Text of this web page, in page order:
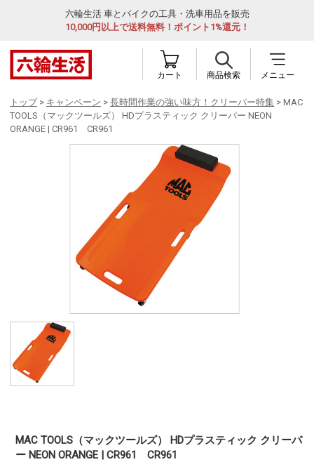
六輪生活 車とバイクの工具・洗車用品を販売
10,000円以上で送料無料！ポイント1%還元！
カート 商品検索 メニュー
トップ> キャンペーン > 長時間作業の強い味方！クリーパー特集 > MAC
TOOLS（マックツールズ） HDプラスティック クリーパー NEON
ORANGE | CR961 CR961
MAC TOOLS（マックツールズ） HDプラスティック クリーパ
ー NEON ORANGE | CR961 CR961